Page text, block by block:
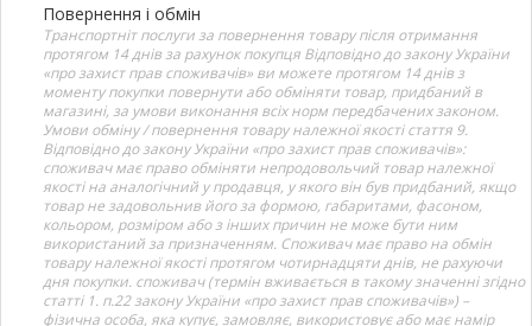
Повернення і обмін
Транспортніт послуги за повернення товару після отримання
протягом 14 днів за рахунок покупця Відповідно до закону України
«про захист прав споживачів» ви можете протягом 14 днів з
моменту покупки повернути або обміняти товар, придбаний в
магазині, за умови виконання всіх норм передбачених законом.
Умови обміну / повернення товару належної якості стаття 9.
Відповідно до закону України «про захист прав споживачів»:
споживач має право обміняти непродовольчий товар належної
якості на аналогічний у продавця, у якого він був придбаний, якщо
товар не задовольнив його за формою, габаритами, фасоном,
кольором, розміром або з інших причин не може бути ним
використаний за призначенням. Споживач має право на обмін
товару належної якості протягом чотирнадцяти днів, не рахуючи
дня покупки. споживач (термін вживається в такому значенні згідно
статті 1. п.22 закону України «про захист прав споживачів») –
фізична особа, яка купує, замовляє, використовує або має намір